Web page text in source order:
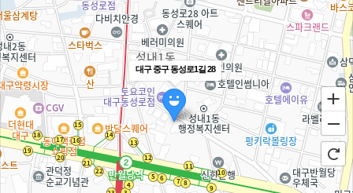
대구 중구 동성로1길 28